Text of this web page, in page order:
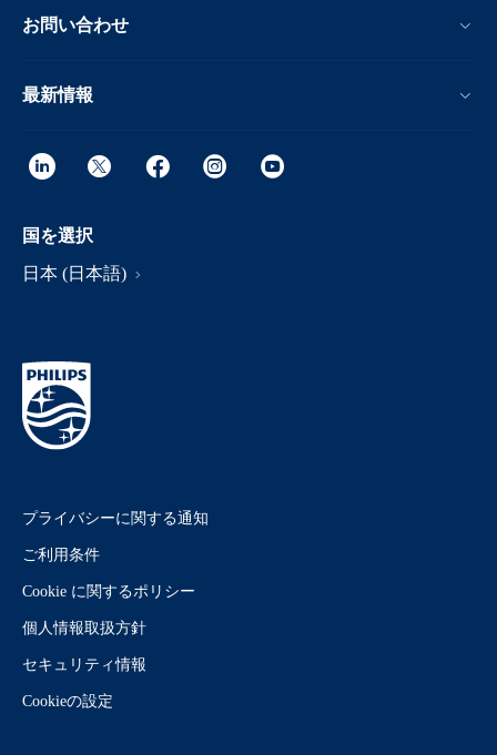
お問い合わせ
最新情報
国を選択
日本 (日本語)
プライバシーに関する通知
ご利用条件
Cookie に関するポリシー
個人情報取扱方針
セキュリティ情報
Cookieの設定